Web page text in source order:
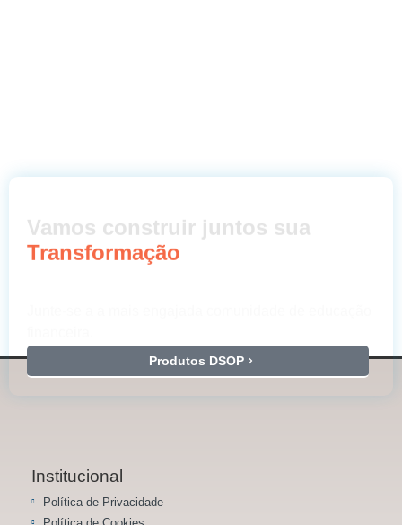
Vamos construir juntos sua
Transformação
Produtos DSOP
Institucional
Política de Privacidade